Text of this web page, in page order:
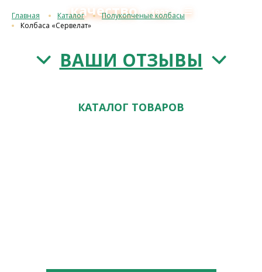
качествос 1993 г.≡
Главная Каталог
Полукопченые колбасы
Колбаса «Сервелат»
ВАШИ ОТЗЫВЫ
КАТАЛОГ ТОВАРОВ